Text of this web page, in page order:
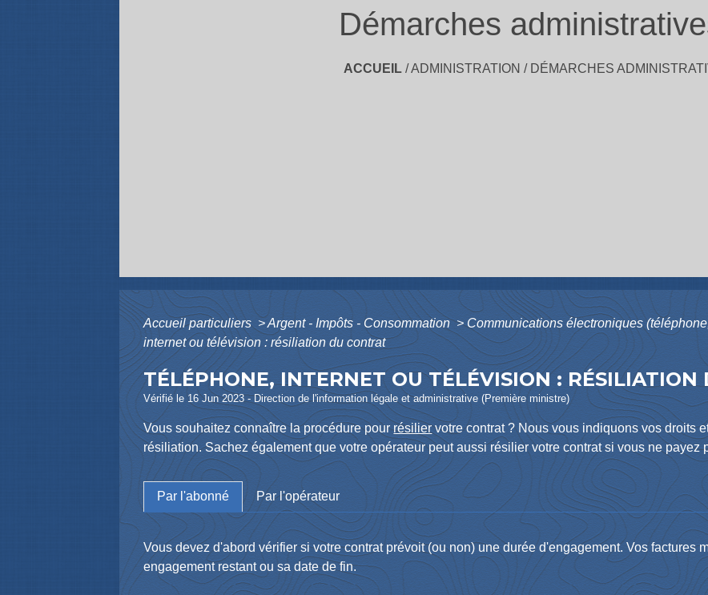
Démarches
ACCUEIL/ADMINISTRATION / DÉMARCHES
Accueil particuliers > Argent - Impôts - Consommation> Communications électroniques
internet ou télévision : résiliation du contrat
TÉLÉPHONE, INTERNET OU TÉLÉVISION : RÉSILIATION
Vérifié le 16 Jun 2023 - Direction de l'information légale et administrative (Première ministre)
Vous souhaitez connaître la procédure pourrésiliervotre contrat ? Nous vous indiquons vos droits
résiliation. Sachez également que votre opérateur peut aussi résilier votre contrat si vous ne payez
Par l'abonné Par l'opérateur
Vous devez d'abord vérifier si votre contrat prévoit (ou non) une durée d'engagement. Vos factures
engagement restant ou sa date de fin.